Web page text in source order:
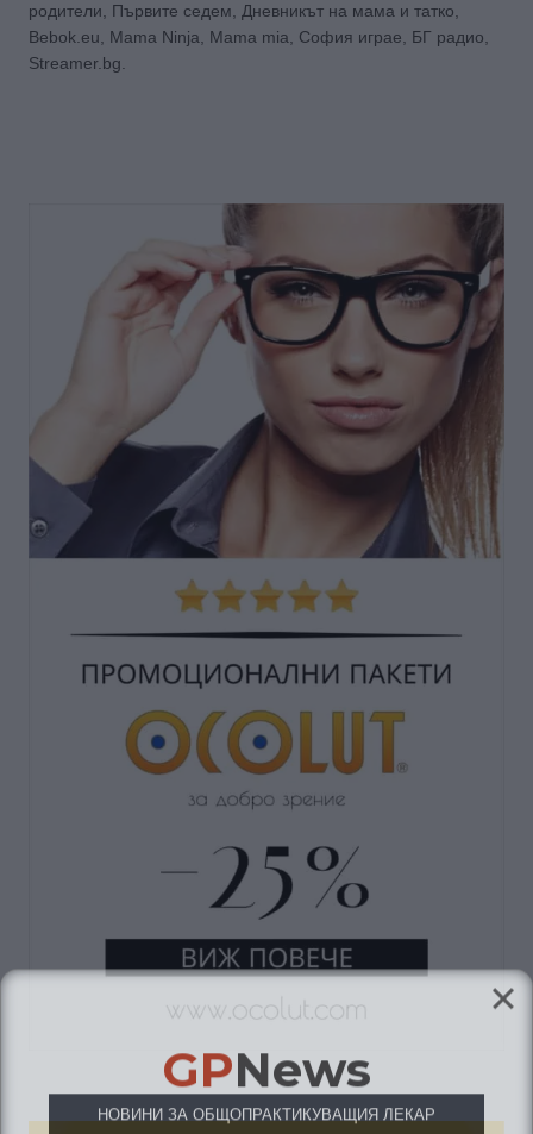
родители, Първите седем, Дневникът на мама и татко,
Bebok.eu, Mama Ninja, Mama mia, София играе, БГ радио,
Streamer.bg.
GPNews
НОВИНИ ЗА ОБЩОПРАКТИКУВАЩИЯ ЛЕКАР